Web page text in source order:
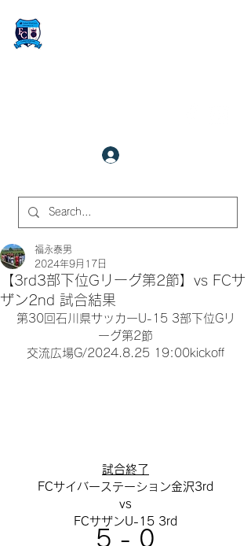
【3rd3部下位Gリーグ第2節】vs FCサ
ザン2nd 試合結果
福永泰男
2024年9月17日
第30回石川県サッカーU-15 3部下位Gリ
ーグ第2節
交流広場G/2024.8.25 19:00kickoff
試合終了
FCサイバーステーション金沢3rd
vs
FCサザンU-15 3rd
5 - 0